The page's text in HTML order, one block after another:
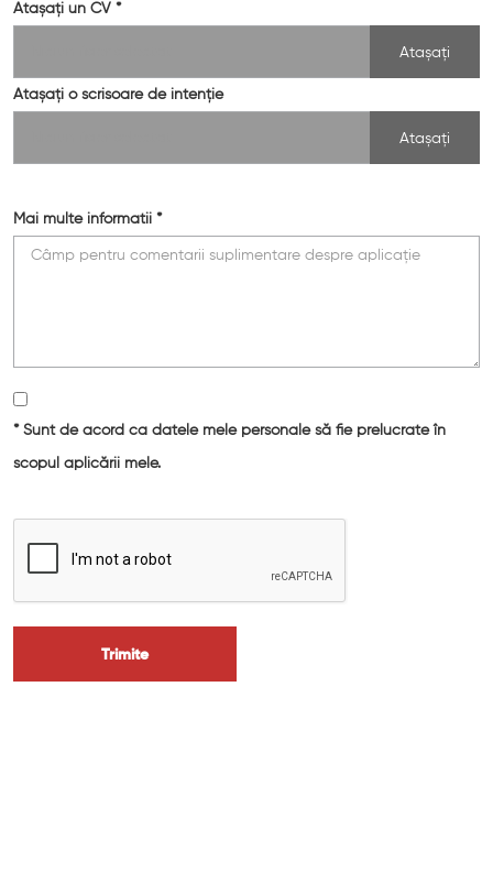
Atașați un CV *
Atașați
Atașați o scrisoare de intenție
Atașați
Mai multe informatii *
* Sunt de acord ca datele mele personale să fie prelucrate în
scopul aplicării mele.
Trimite